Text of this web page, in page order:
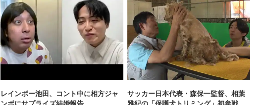
レインボー池田、コント中に相方ジャ
ンボにサプライズ結婚報告
サッカー日本代表・森保一監督、相葉
雅紀の「保護犬トリミング」初参戦 ド